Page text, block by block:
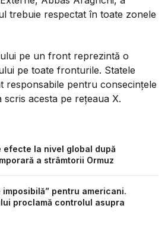
trebuie respectat în toate zonele
pe un front reprezintă o
pe toate fronturile. Statele
responsabile pentru consecințele
scris acesta pe rețeaua X.
efecte la nivel global după
a strâmtorii Ormuz
imposibilă” pentru americani.
proclamă controlul asupra